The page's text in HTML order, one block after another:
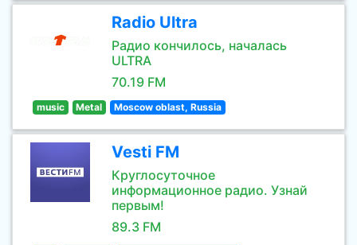
Radio Ultra
Радио кончилось, началась
ULTRA
70.19 FM
music Metal Moscow oblast, Russia
Vesti FM
Круглосуточное
информационное радио. Узнай
первым!
89.3 FM